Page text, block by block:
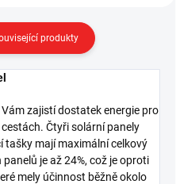
produkty
zajistí dostatek energie pro
Čtyři solární panely
tašky mají maximální celkový
je až 24%, což je oproti
mely účinnost běžně okolo